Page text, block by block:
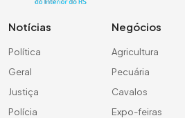
Notícias
Política
Geral
Justiça
Polícia
Negócios
Agricultura
Pecuária
Cavalos
Expo-feiras